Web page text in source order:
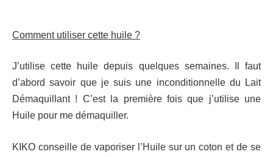
Comment utiliser cette huile ?
J’utilise cette huile depuis quelques semaines. Il faut
d’abord savoir que je suis une inconditionnelle du Lait
Démaquillant ! C’est la première fois que j’utilise une
Huile pour me démaquiller.
KIKO conseille de vaporiser l’Huile sur un coton et de se